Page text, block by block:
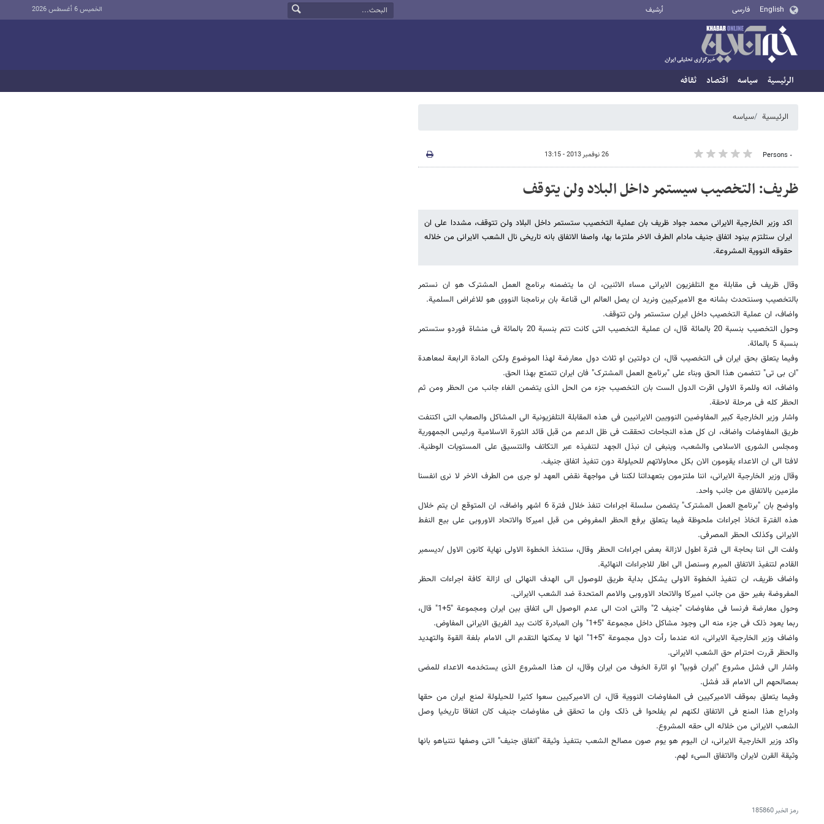
English فارسی أرشيف الخميس 6 أغسطس 2026
الرئيسية سیاسه اقتصاد ثقافه
الرئيسية سیاسه
٠ Persons 26 نوفمبر 2013 - 13:15
ظریف: التخصیب سیستمر داخل البلاد ولن یتوقف
اکد وزیر الخارجیة الایرانی محمد جواد ظریف بان عملیة التخصیب ستستمر داخل البلاد ولن تتوقف، مشددا على ان
ایران ستلتزم ببنود اتفاق جنیف مادام الطرف الاخر ملتزما بها، واصفا الاتفاق بانه تاریخی نال الشعب الایرانی من خلاله
حقوقه النوویة المشروعة.
وقال ظریف فی مقابلة مع التلفزیون الایرانی مساء الاثنین، ان ما یتضمنه برنامج العمل المشترک هو ان نستمر
بالتخصیب وسنتحدث بشانه مع الامیرکیین ونرید ان یصل العالم الى قناعة بان برنامجنا النووی هو للاغراض السلمیة.
واضاف، ان عملیة التخصیب داخل ایران ستستمر ولن تتوقف.
وحول التخصیب بنسبة 20 بالمائة قال، ان عملیة التخصیب التی کانت تتم بنسبة 20 بالمائة فی منشاة فوردو ستستمر
بنسبة 5 بالمائة.
وفیما یتعلق بحق ایران فی التخصیب قال، ان دولتین او ثلاث دول معارضة لهذا الموضوع ولکن المادة الرابعة لمعاهدة
"ان بی تی" تتضمن هذا الحق وبناء على "برنامج العمل المشترک" فان ایران تتمتع بهذا الحق.
واضاف، انه وللمرة الاولى اقرت الدول الست بان التخصیب جزء من الحل الذی یتضمن الغاء جانب من الحظر ومن ثم
الحظر کله فی مرحلة لاحقة.
واشار وزیر الخارجیة کبیر المفاوضین النوویین الایرانیین فی هذه المقابلة التلفزیونیة الى المشاکل والصعاب التی اکتنفت
طریق المفاوضات واضاف، ان کل هذه النجاحات تحققت فی ظل الدعم من قبل قائد الثورة الاسلامیة ورئیس الجمهوریة
ومجلس الشورى الاسلامی والشعب، وینبغی ان نبذل الجهد لتنفیذه عبر التکاتف والتنسیق على المستویات الوطنیة.
لافتا الى ان الاعداء یقومون الان بکل محاولاتهم للحیلولة دون تنفیذ اتفاق جنیف.
وقال وزیر الخارجیة الایرانی، اننا ملتزمون بتعهداتنا لکننا فی مواجهة نقض العهد لو جرى من الطرف الاخر لا نرى انفسنا
ملزمین بالاتفاق من جانب واحد.
واوضح بان "برنامج العمل المشترک" یتضمن سلسلة اجراءات تنفذ خلال فترة 6 اشهر واضاف، ان المتوقع ان یتم خلال
هذه الفترة اتخاذ اجراءات ملحوظة فیما یتعلق برفع الحظر المفروض من قبل امیرکا والاتحاد الاوروبی على بیع النفط
الایرانی وکذلک الحظر المصرفی.
ولفت الى اننا بحاجة الى فترة اطول لازالة بعض اجراءات الحظر وقال، سنتخذ الخطوة الاولى نهایة کانون الاول /دیسمبر
القادم لتنفیذ الاتفاق المبرم وسنصل الى اطار للاجراءات النهائیة.
واضاف ظریف، ان تنفیذ الخطوة الاولى یشکل بدایة طریق للوصول الى الهدف النهائی ای ازالة کافة اجراءات الحظر
المفروضة بغیر حق من جانب امیرکا والاتحاد الاوروبی والامم المتحدة ضد الشعب الایرانی.
وحول معارضة فرنسا فی مفاوضات "جنیف 2" والتی ادت الى عدم الوصول الى اتفاق بین ایران ومجموعة "5+1" قال،
ربما یعود ذلک فی جزء منه الى وجود مشاکل داخل مجموعة "5+1" وان المبادرة کانت بید الفریق الایرانی المفاوض.
واضاف وزیر الخارجیة الایرانی، انه عندما رأت دول مجموعة "5+1" انها لا یمکنها التقدم الى الامام بلغة القوة والتهدید
والحظر قررت احترام حق الشعب الایرانی.
واشار الى فشل مشروع "ایران فوبیا" او اثارة الخوف من ایران وقال، ان هذا المشروع الذی یستخدمه الاعداء للمضی
بمصالحهم الى الامام قد فشل.
وفیما یتعلق بموقف الامیرکیین فی المفاوضات النوویة قال، ان الامیرکیین سعوا کثیرا للحیلولة لمنع ایران من حقها
وادراج هذا المنع فی الاتفاق لکنهم لم یفلحوا فی ذلک وان ما تحقق فی مفاوضات جنیف کان اتفاقا تاریخیا وصل
الشعب الایرانی من خلاله الى حقه المشروع.
واکد وزیر الخارجیة الایرانی، ان الیوم هو یوم صون مصالح الشعب بتنفیذ وثیقة "اتفاق جنیف" التی وصفها نتنیاهو بانها
وثیقة القرن لایران والاتفاق السیء لهم.
رمز الخبر185860